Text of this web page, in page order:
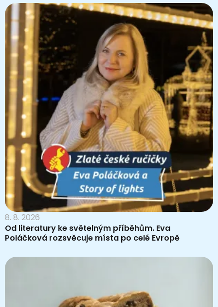
8. 8. 2026
Od literatury ke světelným příběhům. Eva
Poláčková rozsvěcuje místa po celé Evropě